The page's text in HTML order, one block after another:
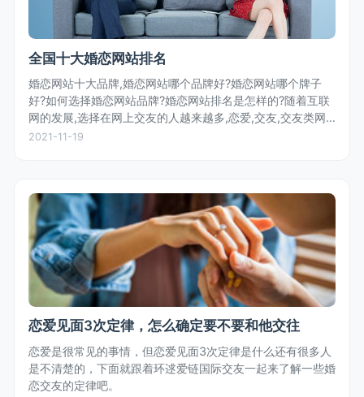
全国十大婚恋网站排名
婚恋网站十大品牌,婚恋网站哪个品牌好?婚恋网站哪个牌子
好?如何选择婚恋网站品牌?婚恋网站排名是怎样的?随着互联
网的发展,选择在网上交友的人越来越多,恋爱,交友,交友类网
站层出不穷,那么,究竟哪家婚恋网站更好,更让人放心?婚恋网
2021-11-19
恋爱见面3次定律，怎么确定要不要和他交往
恋爱是很常见的事情，但恋爱见面3次定律是什么还有很多人
是不清楚的，下面就跟着环逑爱链国际交友一起来了解一些婚
恋交友的定律吧。